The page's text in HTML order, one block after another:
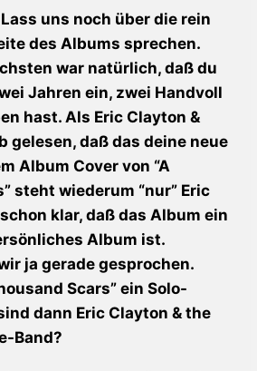
uns noch über die rein
des Albums sprechen.
war natürlich, daß du
Jahren ein, zwei Handvoll
hast. Als Eric Clayton &
gelesen, daß das deine neue
Album Cover von “A
steht wiederum “nur” Eric
klar, daß das Album ein
Album ist.
ja gerade gesprochen.
Scars” ein Solo-
dann Eric Clayton & the
Band?